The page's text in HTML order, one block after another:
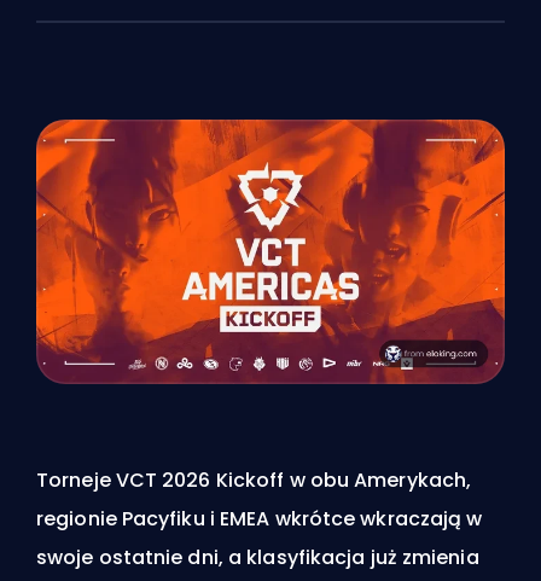
Torneje VCT 2026 Kickoff w obu Amerykach,
regionie Pacyfiku i EMEA wkrótce wkraczają w
swoje ostatnie dni, a klasyfikacja już zmienia